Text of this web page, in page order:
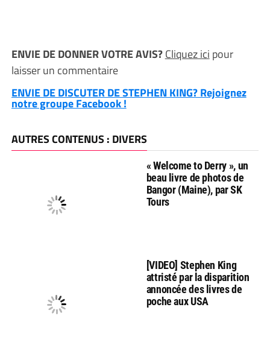
ENVIE DE DONNER VOTRE AVIS?Cliquez ici pour
laisser un commentaire
ENVIE DE DISCUTER DE STEPHEN KING? Rejoignez
notre groupe Facebook !
AUTRES CONTENUS : DIVERS
« Welcome to Derry », un
beau livre de photos de
Bangor (Maine), par SK
Tours
[VIDEO] Stephen King
attristé par la disparition
annoncée des livres de
poche aux USA